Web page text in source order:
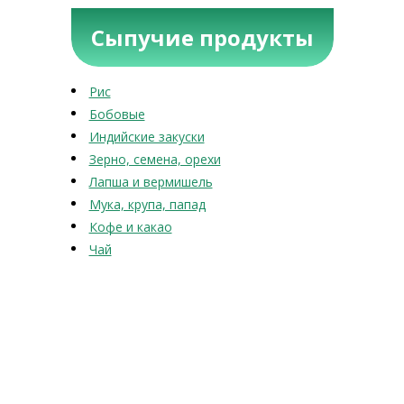
Сыпучие продукты
Рис
Бобовые
Индийские закуски
Зерно, семена, орехи
Лапша и вермишель
Мука, крупа, папад
Кофе и какао
Чай